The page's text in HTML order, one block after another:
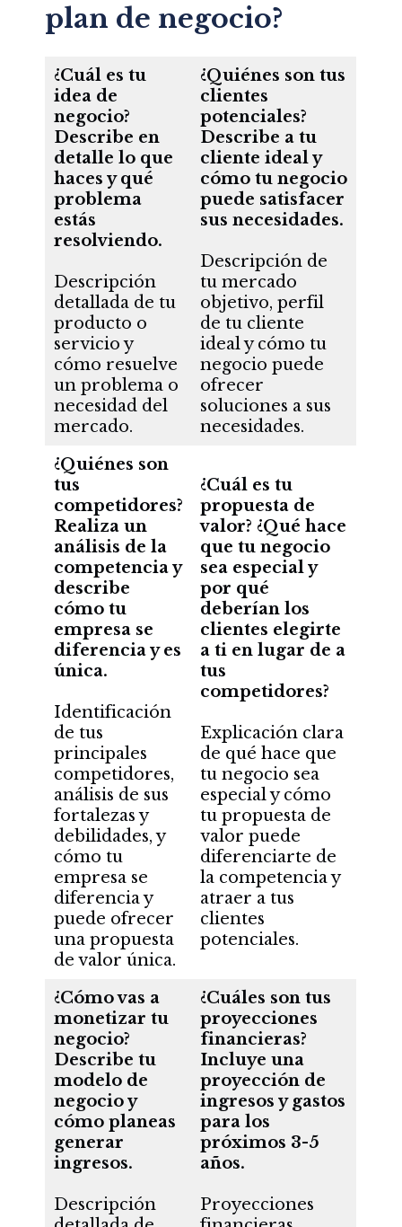
plan de negocio?
¿Cuál es tu
idea de
negocio?
Describe en
detalle lo que
haces y qué
problema
estás
resolviendo.
Descripción
detallada de tu
producto o
servicio y
cómo resuelve
un problema o
necesidad del
mercado.
¿Quiénes son tus
clientes
potenciales?
Describe a tu
cliente ideal y
cómo tu negocio
puede satisfacer
sus necesidades.
Descripción de
tu mercado
objetivo, perfil
de tu cliente
ideal y cómo tu
negocio puede
ofrecer
soluciones a sus
necesidades.
¿Quiénes son
tus
competidores?
Realiza un
análisis de la
competencia y
describe
cómo tu
empresa se
diferencia y es
única.
Identificación
de tus
principales
competidores,
análisis de sus
fortalezas y
debilidades, y
cómo tu
empresa se
diferencia y
puede ofrecer
una propuesta
de valor única.
¿Cuál es tu
propuesta de
valor? ¿Qué hace
que tu negocio
sea especial y
por qué
deberían los
clientes elegirte
a ti en lugar de a
tus
competidores?
Explicación clara
de qué hace que
tu negocio sea
especial y cómo
tu propuesta de
valor puede
diferenciarte de
la competencia y
atraer a tus
clientes
potenciales.
¿Cómo vas a
monetizar tu
negocio?
Describe tu
modelo de
negocio y
cómo planeas
generar
ingresos.
Descripción
¿Cuáles son tus
proyecciones
financieras?
Incluye una
proyección de
ingresos y gastos
para los
próximos 3-5
años.
Proyecciones